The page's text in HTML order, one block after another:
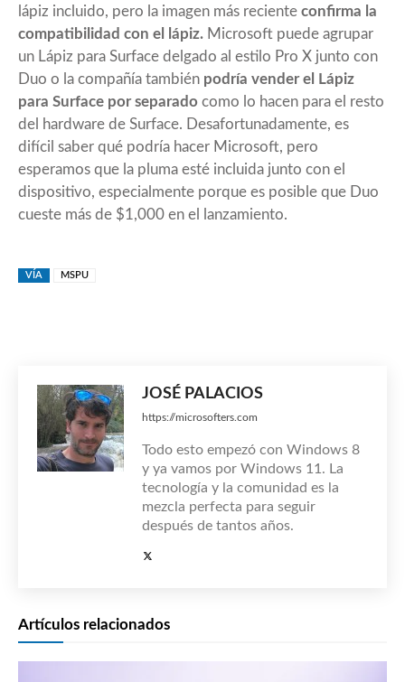
lápiz incluido, pero la imagen más reciente confirma la
compatibilidad con el lápiz. Microsoft puede agrupar
un Lápiz para Surface delgado al estilo Pro X junto con
Duo o la compañía también podría vender el Lápiz
para Surface por separado como lo hacen para el resto
del hardware de Surface. Desafortunadamente, es
difícil saber qué podría hacer Microsoft, pero
esperamos que la pluma esté incluida junto con el
dispositivo, especialmente porque es posible que Duo
cueste más de $1,000 en el lanzamiento.
VÍA MSPU
JOSÉ PALACIOS
https://microsofters.com
Todo esto empezó con Windows 8
y ya vamos por Windows 11. La
tecnología y la comunidad es la
mezcla perfecta para seguir
después de tantos años.
Artículos relacionados